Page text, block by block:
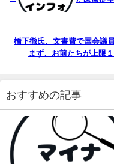
橋下徹氏、文書費で国会議
まず、お前たちが上限
おすすめの記事